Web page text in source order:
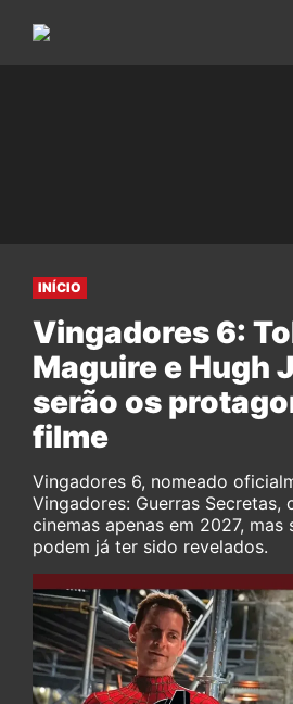
INÍCIO
Vingadores 6:
Maguire e Hugh
serão os
filme
Vingadores 6, nomeado
Vingadores: Guerras Secretas,
cinemas apenas em 2027,
podem já ter sido revelados.